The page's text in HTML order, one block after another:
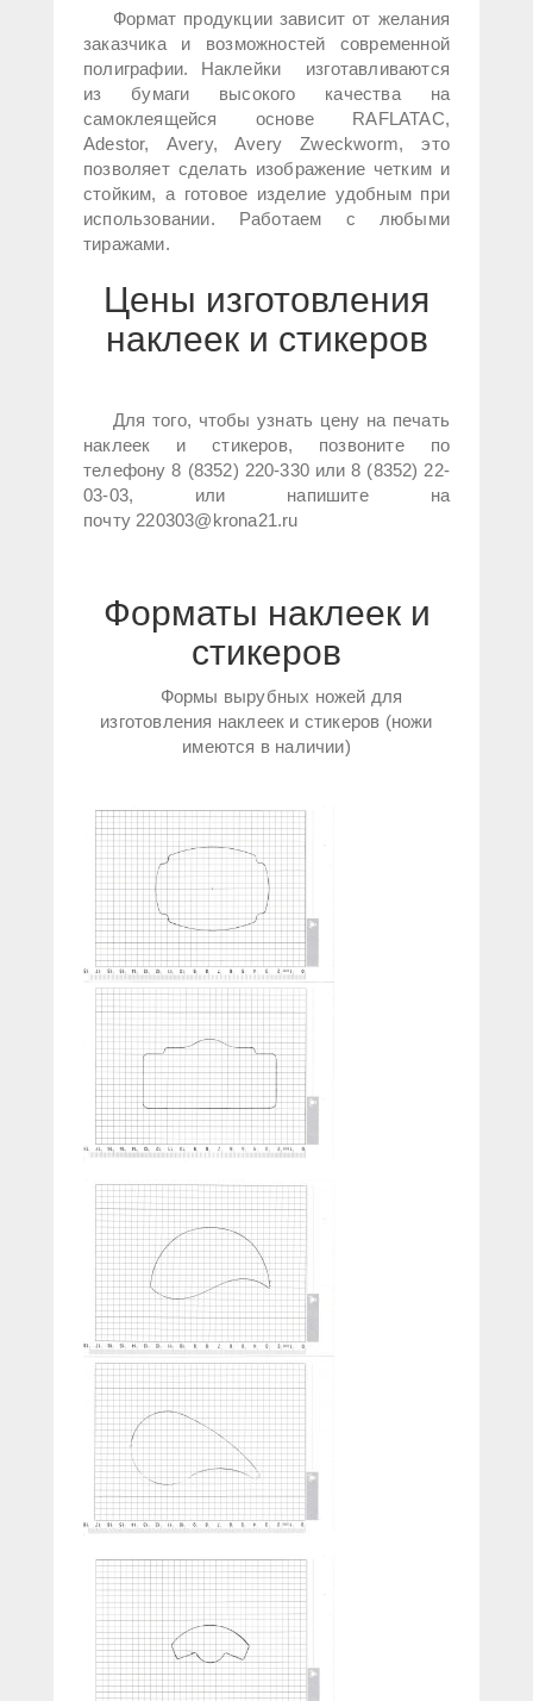
Формат продукции зависит от желания
заказчика и возможностей современной
полиграфии. Наклейки изготавливаются
из бумаги высокого качества на
самоклеящейся основе RAFLATAC,
Adestor, Avery, Avery Zweckworm, это
позволяет сделать изображение четким и
стойким, а готовое изделие удобным при
использовании. Работаем с любыми
тиражами.
Цены изготовления
наклеек и стикеров
Для того, чтобы узнать цену на печать
наклеек и стикеров, позвоните по
телефону 8 (8352) 220-330 или 8 (8352) 22-
03-03, или напишите на
почту 220303@krona21.ru
Форматы наклеек и
стикеров
Формы вырубных ножей для
изготовления наклеек и стикеров (ножи
имеются в наличии)